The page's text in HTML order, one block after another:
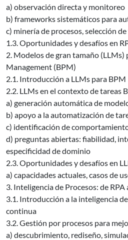
a) observación directa y monitoreo
b) frameworks sistemáticos para
c) minería de procesos, selección
1.3. Oportunidades y desafíos en
2. Modelos de gran tamaño (LLMs)
Management (BPM)
2.1. Introducción a LLMs para BPM
2.2. LLMs en el contexto de tareas
a) generación automática de
b) apoyo a la automatización de
c) identificación de
d) preguntas abiertas: fiabilidad,
especificidad de dominio
2.3. Oportunidades y desafíos en
a) capacidades actuales, casos de
3. Inteligencia de Procesos: de
3.1. Introducción a la inteligencia
continua
3.2. Gestión por procesos para
a) descubrimiento, rediseño,